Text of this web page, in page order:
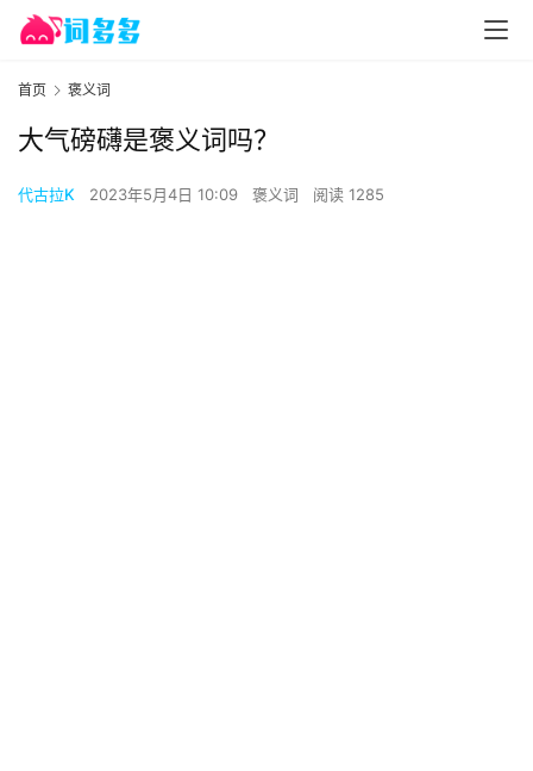
首页 褒义词
大气磅礴是褒义词吗？
代古拉K 2023年5月4日 10:09 褒义词 阅读 1285